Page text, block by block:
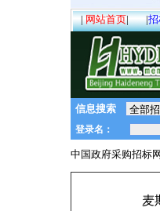
|网站首页| |
信息搜索
中国政府采购招标
麦